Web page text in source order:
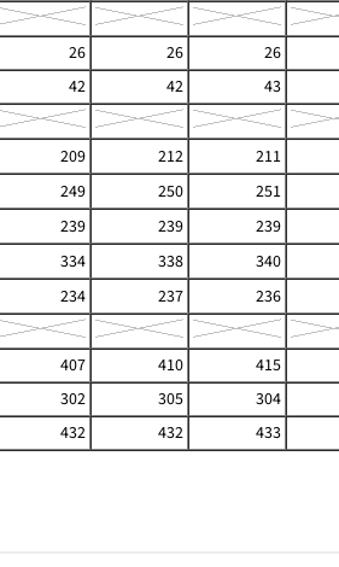
26 26
26
42 42
43
209 212
211
249 250
251
239 239
239
334 338
340
234 237
236
407 410
415
302 305
304
432 432 433